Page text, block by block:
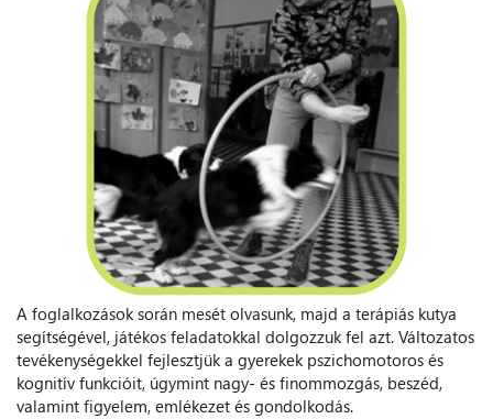
A foglalkozások során mesét olvasunk, majd a terápiás kutya
segítségével, játékos feladatokkal dolgozzuk fel azt. Változatos
tevékenységekkel fejlesztjük a gyerekek pszichomotoros és
kognitív funkcióit, úgymint nagy- és finommozgás, beszéd,
valamint figyelem, emlékezet és gondolkodás.